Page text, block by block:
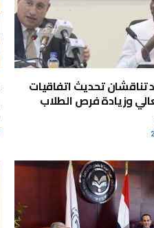
تحديث اتفاقيات
وزيادة فرص الطلاب